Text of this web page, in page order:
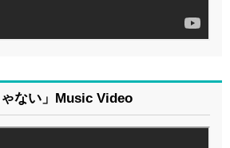
ゃない」Music Video